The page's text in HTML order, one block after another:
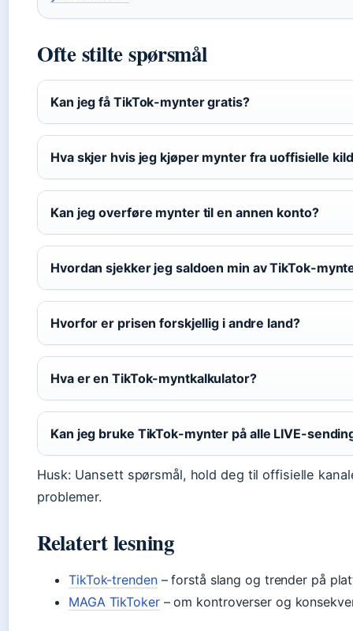
Ofte stilte spørsmål
Kan jeg få TikTok-mynter gratis?
Hva skjer hvis jeg kjøper mynter fra uoffisielle
Kan jeg overføre mynter til en annen konto?
Hvordan sjekker jeg saldoen min av TikTok-
Hvorfor er prisen forskjellig i andre land?
Hva er en TikTok-myntkalkulator?
Kan jeg bruke TikTok-mynter på alle LIVE-
Husk: Uansett spørsmål, hold deg til offisielle
problemer.
Relatert lesning
TikTok-trenden– forstå slang og trender på
MAGA TikToker– om kontroverser og